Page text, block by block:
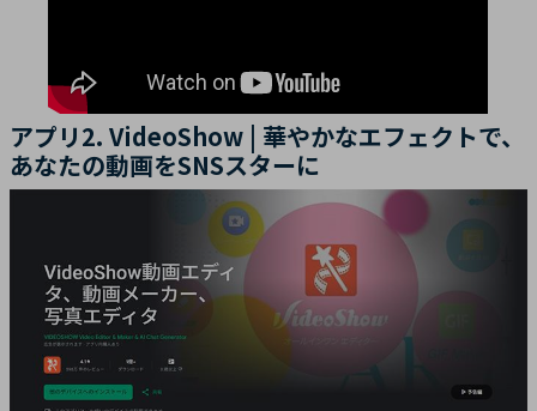
アプリ2. VideoShow | 華やかなエフェクトで、
あなたの動画をSNSスターに